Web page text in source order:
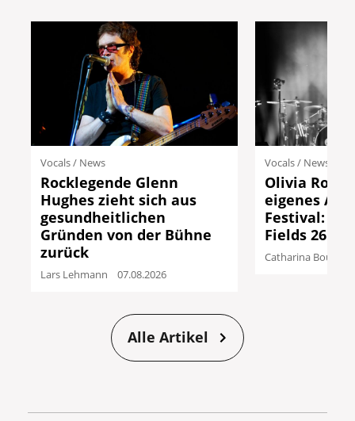
Vocals/ News
Rocklegende Glenn
Hughes zieht sich aus
gesundheitlichen
Gründen von der Bühne
zurück
Lars Lehmann 07.08.2026
Vocals/ News
Olivia
eigenes All
Festival:
Fields 26
Catharina Boutari
Alle Artikel